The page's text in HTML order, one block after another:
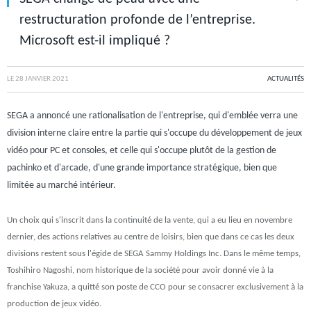
restructuration profonde de l’entreprise.
Microsoft est-il impliqué ?
LE28 JANVIER 2021 ACTUALITÉS
SEGA a annoncé une rationalisation de l'entreprise, qui d'emblée verra une
division interne claire entre la partie qui s'occupe du développement de jeux
vidéo pour PC et consoles, et celle qui s'occupe plutôt de la gestion de
pachinko et d'arcade, d'une grande importance stratégique, bien que
limitée au marché intérieur.
Un choix qui s'inscrit dans la continuité de la vente, qui a eu lieu en novembre
dernier, des actions relatives au centre de loisirs, bien que dans ce cas les deux
divisions restent sous l'égide de SEGA Sammy Holdings Inc. Dans le même temps,
Toshihiro Nagoshi, nom historique de la société pour avoir donné vie à la
franchise Yakuza, a quitté son poste de CCO pour se consacrer exclusivement à la
production de jeux vidéo.